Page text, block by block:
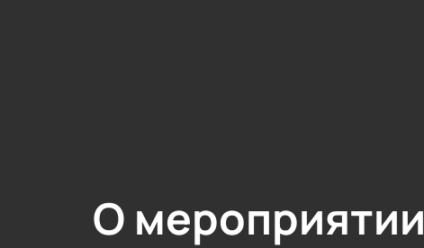
О мероприятии